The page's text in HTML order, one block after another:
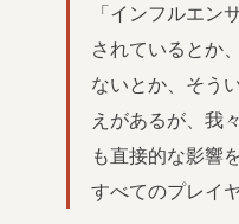
「インフルエン
されているとか
ないとか、そう
えがあるが、我
も直接的な影響
すべてのプレイ